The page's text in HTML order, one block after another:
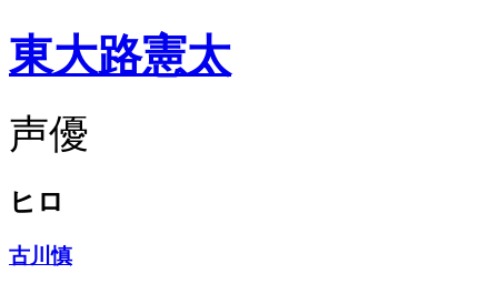
東大路憲太
声優
ヒロ
古川慎